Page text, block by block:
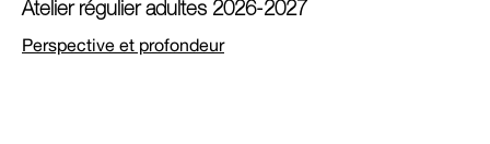
Atelier régulier adultes 2026-2027
Perspective et profondeur